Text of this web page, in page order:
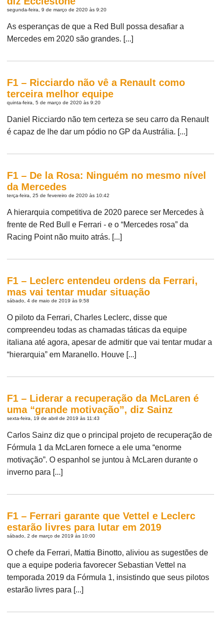
segunda-feira, 9 de março de 2020 às 9:20
As esperanças de que a Red Bull possa desafiar a
Mercedes em 2020 são grandes. [...]
F1 – Ricciardo não vê a Renault como
terceira melhor equipe
quinta-feira, 5 de março de 2020 às 9:20
Daniel Ricciardo não tem certeza se seu carro da Renault
é capaz de lhe dar um pódio no GP da Austrália. [...]
F1 – De la Rosa: Ninguém no mesmo nível
da Mercedes
terça-feira, 25 de fevereiro de 2020 às 10:42
A hierarquia competitiva de 2020 parece ser Mercedes à
frente de Red Bull e Ferrari - e o “Mercedes rosa” da
Racing Point não muito atrás. [...]
F1 – Leclerc entendeu ordens da Ferrari,
mas vai tentar mudar situação
sábado, 4 de maio de 2019 às 9:58
O piloto da Ferrari, Charles Leclerc, disse que
compreendeu todas as chamadas táticas da equipe
italiana até agora, apesar de admitir que vai tentar mudar a
“hierarquia” em Maranello. Houve [...]
F1 – Liderar a recuperação da McLaren é
uma “grande motivação”, diz Sainz
sexta-feira, 19 de abril de 2019 às 11:43
Carlos Sainz diz que o principal projeto de recuperação de
Fórmula 1 da McLaren fornece a ele uma “enorme
motivação”. O espanhol se juntou à McLaren durante o
inverno para [...]
F1 – Ferrari garante que Vettel e Leclerc
estarão livres para lutar em 2019
sábado, 2 de março de 2019 às 10:00
O chefe da Ferrari, Mattia Binotto, aliviou as sugestões de
que a equipe poderia favorecer Sebastian Vettel na
temporada 2019 da Fórmula 1, insistindo que seus pilotos
estarão livres para [...]